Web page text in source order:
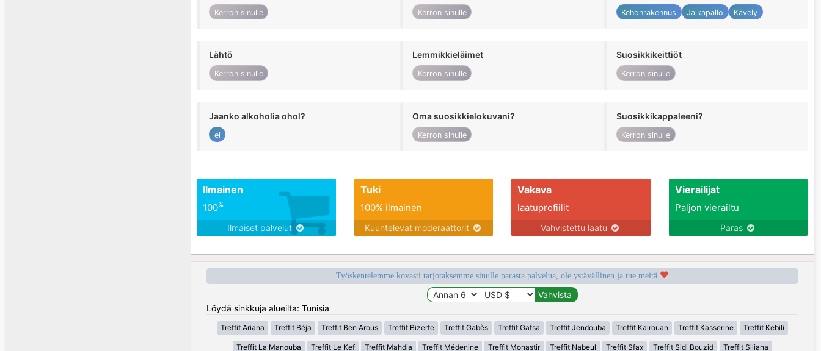
Kerron sinulle Kerron sinulle Kehonrakennus Jalkapallo Kävely
Lähtö
Kerron sinulle
Lemmikkieläimet
Kerron sinulle
Suosikkikeittiöt
Kerron sinulle
Jaanko alkoholia ohol?
ei
Oma suosikkielokuvani?
Kerron sinulle
Suosikkikappaleeni?
Kerron sinulle
Ilmainen
100%
Ilmaiset palvelut
Tuki
100% ilmainen
Kuuntelevat moderaattorit
Vakava
laatuprofiilit
Vahvistettu laatu
Vierailijat
Paljon vierailtu
Paras
Työskentelemme kovasti tarjotaksemme sinulle parasta palvelua, ole ystävällinen ja tue meitä
Löydä sinkkuja alueilta: Tunisia
Treffit Ariana Treffit Béja Treffit Ben Arous Treffit Bizerte Treffit Gabès Treffit Gafsa Treffit Jendouba Treffit Kairouan Treffit Kasserine Treffit Kebili
Treffit La Manouba Treffit Le Kef Treffit Mahdia Treffit Médenine Treffit Monastir Treffit Nabeul Treffit Sfax Treffit Sidi Bouzid Treffit Siliana